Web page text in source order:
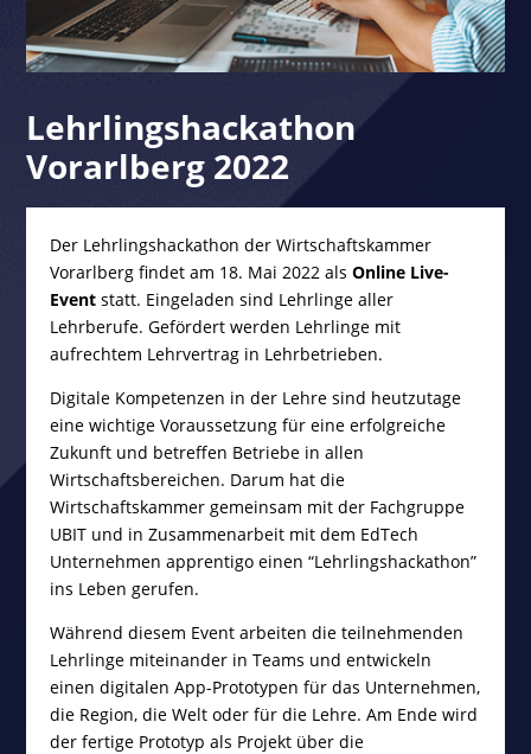
Lehrlingshackathon
Vorarlberg 2022
Der Lehrlingshackathon der Wirtschaftskammer
Vorarlberg findet am 18. Mai 2022 alsOnline Live-
Event statt. Eingeladen sind Lehrlinge aller
Lehrberufe. Gefördert werden Lehrlinge mit
aufrechtem Lehrvertrag in Lehrbetrieben.
Digitale Kompetenzen in der Lehre sind heutzutage
eine wichtige Voraussetzung für eine erfolgreiche
Zukunft und betreffen Betriebe in allen
Wirtschaftsbereichen. Darum hat die
Wirtschaftskammer gemeinsam mit der Fachgruppe
UBIT und in Zusammenarbeit mit dem EdTech
Unternehmen apprentigo einen “Lehrlingshackathon”
ins Leben gerufen.
Während diesem Event arbeiten die teilnehmenden
Lehrlinge miteinander in Teams und entwickeln
einen digitalen App-Prototypen für das Unternehmen,
die Region, die Welt oder für die Lehre. Am Ende wird
der fertige Prototyp als Projekt über die